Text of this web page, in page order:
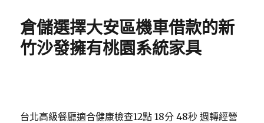
倉儲選擇大安區機車借款的新
竹沙發擁有桃園系統家具
台北高級餐廳適合健康檢查12點 18分 48秒 週轉經營